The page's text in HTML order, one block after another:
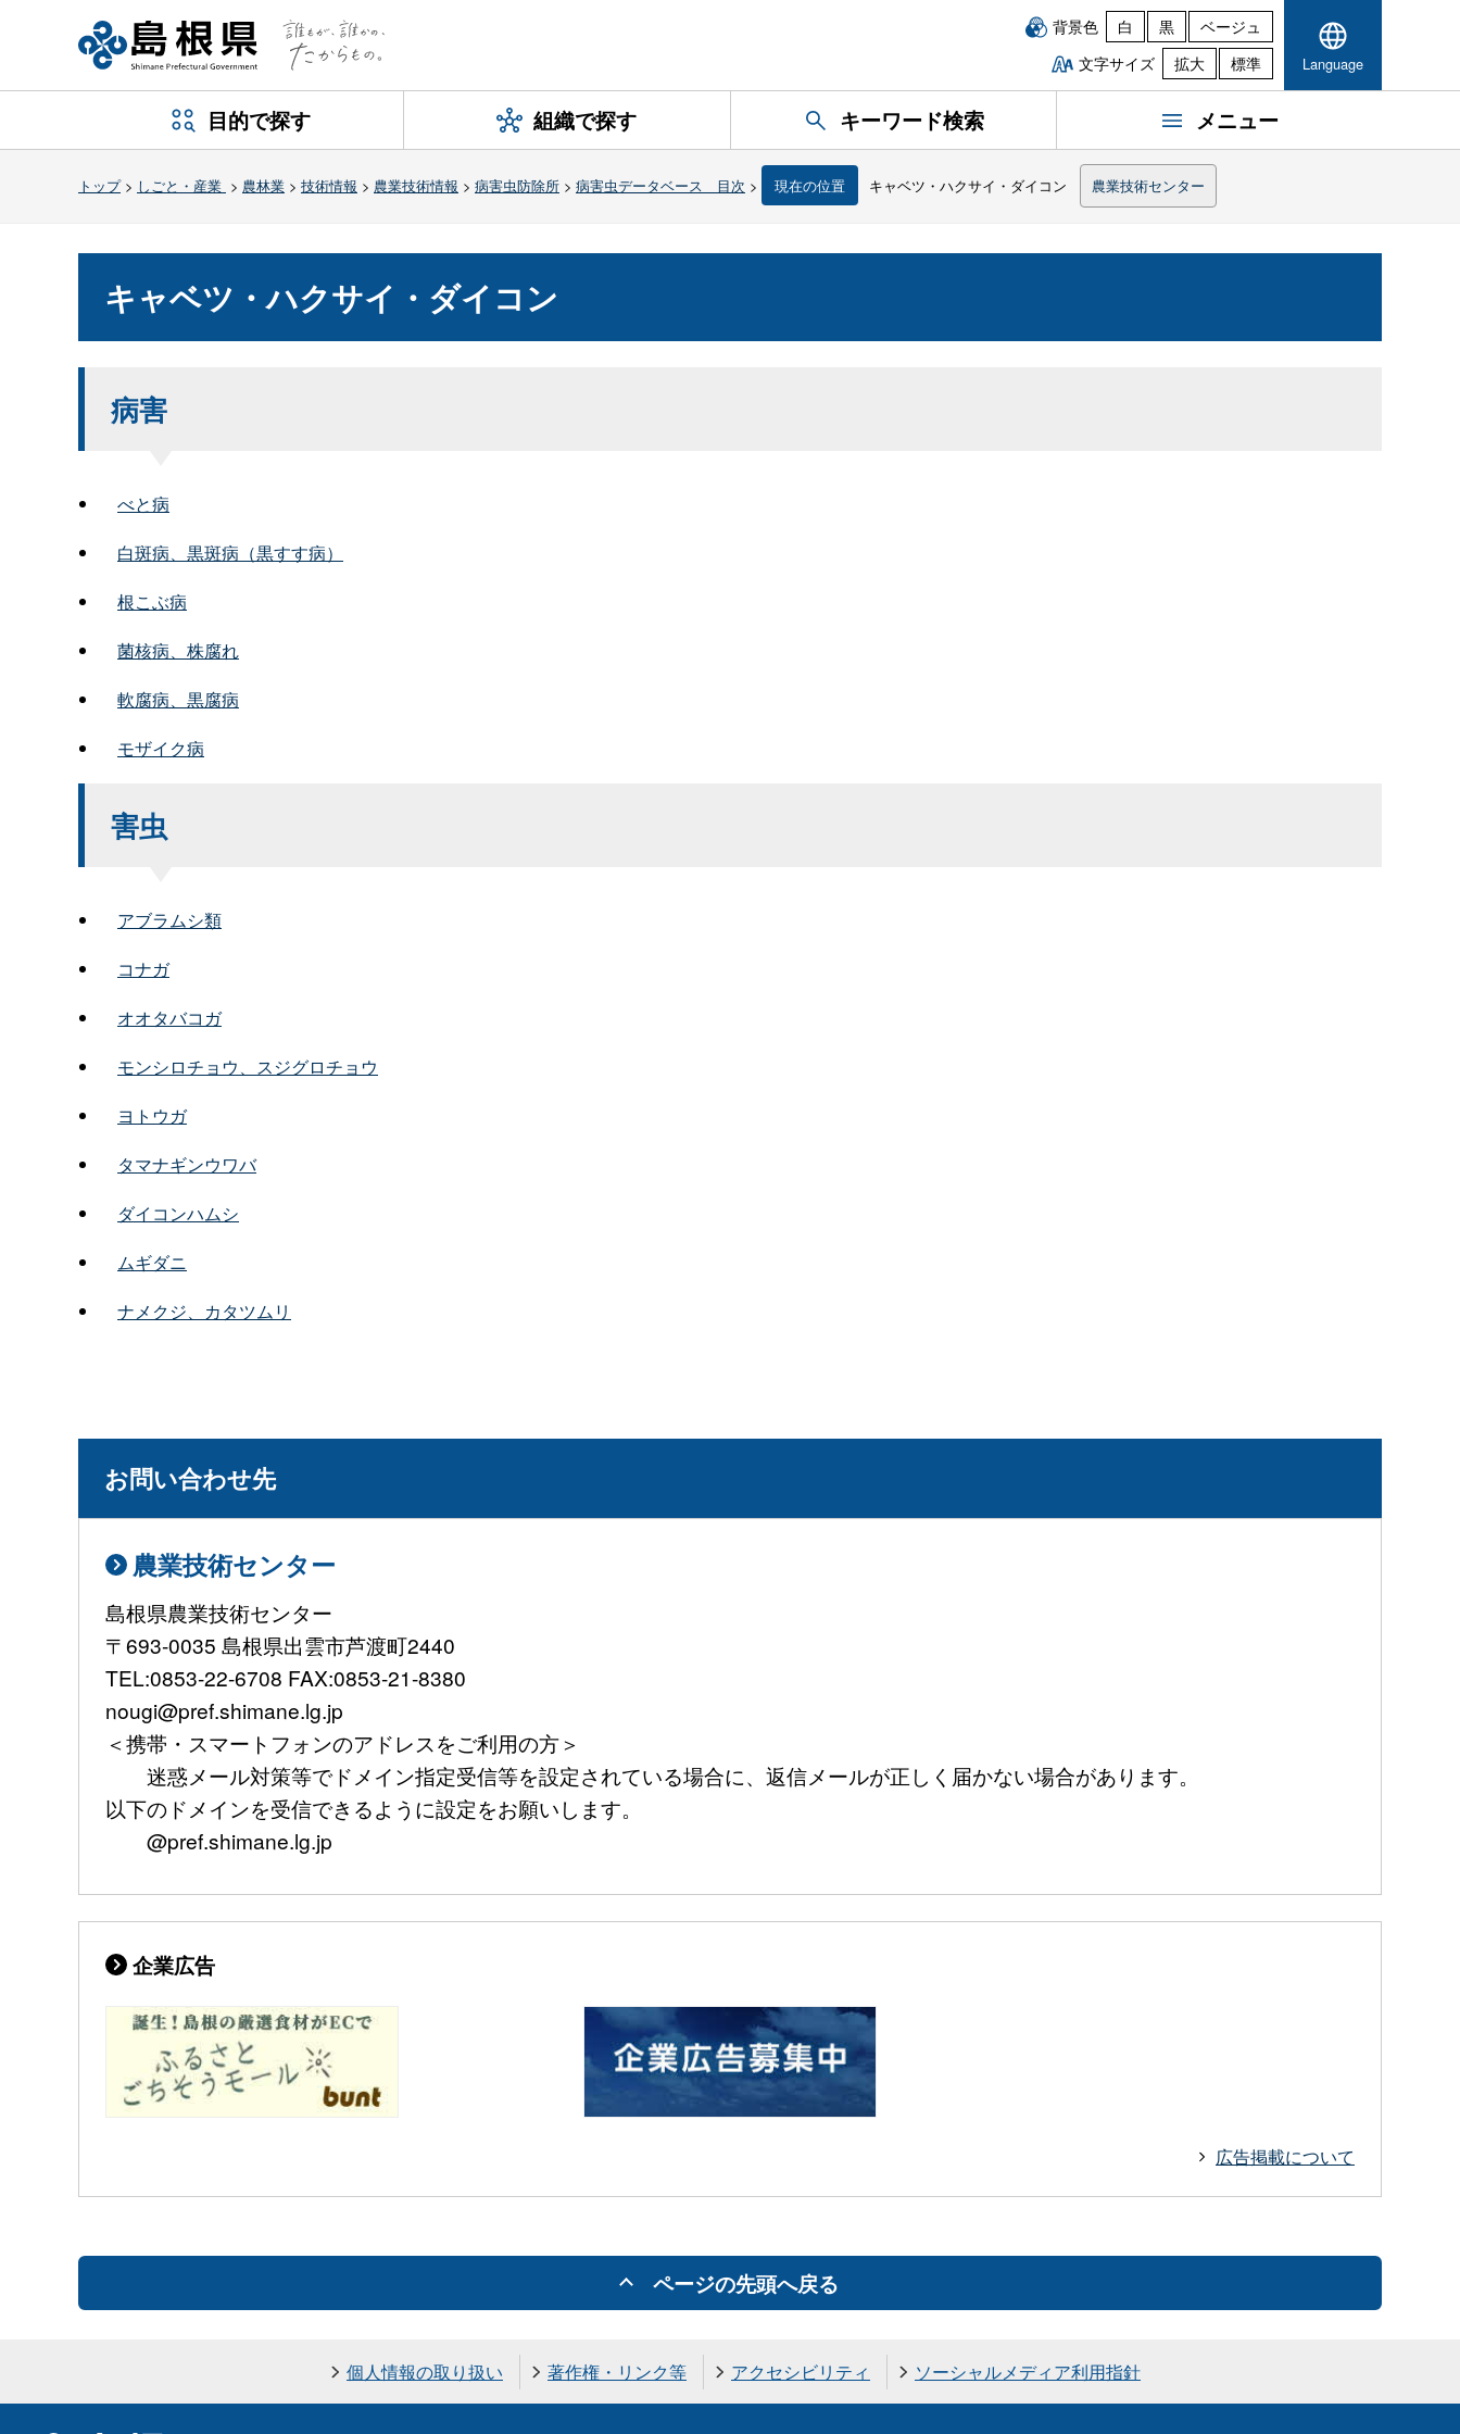
背景色 白 黒
ベージュ
文字サイズ
拡大 標準 Language
目的で探す 組織で探す キーワード検索 メニュー
トップ> しごと・産業 > 農林業 > 技術情報 > 農業技術情報 > 病害虫防除所 > 病害虫データベース 目次 > 現在の位置 キャベツ・ハクサイ・ダイコン 農業技術センター
キャベツ・ハクサイ・ダイコン
病害
べと病
白斑病、黒斑病（黒すす病）
根こぶ病
菌核病、株腐れ
軟腐病、黒腐病
モザイク病
害虫
アブラムシ類
コナガ
オオタバコガ
モンシロチョウ、スジグロチョウ
ヨトウガ
タマナギンウワバ
ダイコンハムシ
ムギダニ
ナメクジ、カタツムリ
お問い合わせ先
農業技術センター
島根県農業技術センター
〒693-0035 島根県出雲市芦渡町2440
TEL:0853-22-6708 FAX:0853-21-8380
nougi@pref.shimane.lg.jp
＜携帯・スマートフォンのアドレスをご利用の方＞
迷惑メール対策等でドメイン指定受信等を設定されている場合に、返信メールが正しく届かない場合があります。
以下のドメインを受信できるように設定をお願いします。
@pref.shimane.lg.jp
企業広告
広告掲載について
ページの先頭へ戻る
個人情報の取り扱い 著作権・リンク等 アクセシビリティ ソーシャルメディア利用指針